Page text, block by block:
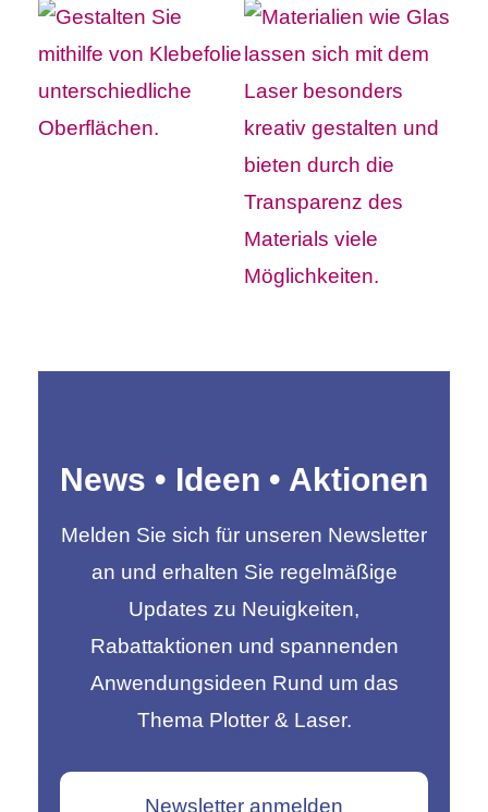
News • Ideen • Aktionen
Melden Sie sich für unseren Newsletter
an und erhalten Sie regelmäßige
Updates zu Neuigkeiten,
Rabattaktionen und spannenden
Anwendungsideen Rund um das
Thema Plotter & Laser.
Newsletter anmelden